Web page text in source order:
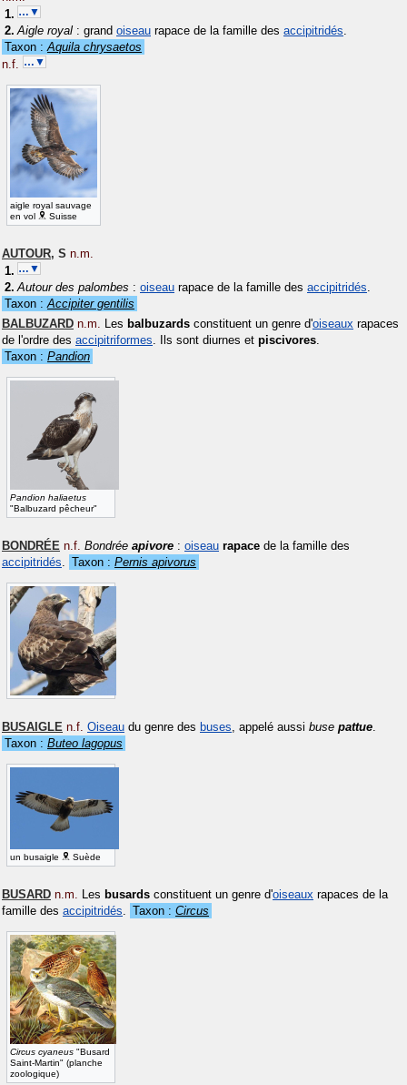
…▼
Aigle royal : grand oiseau rapace de la famille des accipitridés.
Taxon :Aquila chrysaetos
n.f. …▼
aigle royal sauvage
en vol
Suisse
AUTOUR, S n.m.
…▼
Autour des palombes : oiseau rapace de la famille des accipitridés.
Taxon :Accipiter gentilis
BALBUZARD n.m. Les balbuzards constituent un genre d'oiseaux rapaces
de l'ordre des accipitriformes. Ils sont diurnes et piscivores.
Taxon : Pandion
Pandion haliaetus
"Balbuzard pêcheur"
BONDRÉE n.f. Bondrée apivore : oiseau rapace de la famille des
accipitridés. Taxon : Pernis apivorus
BUSAIGLE n.f. Oiseau du genre des buses, appelé aussi buse pattue.
Taxon : Buteo lagopus
un busaigle Suède
BUSARD n.m. Les busards constituent un genre d'oiseaux rapaces de la
famille des accipitridés. Taxon : Circus
Circus cyaneus "Busard
Saint-Martin" (planche
zoologique)